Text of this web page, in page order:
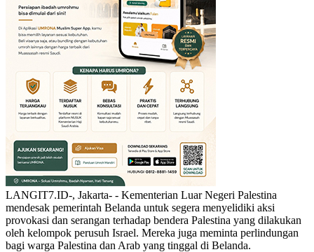
LANGIT7.ID-, Jakarta- - Kementerian Luar Negeri Palestina
mendesak pemerintah Belanda untuk segera menyelidiki aksi
provokasi dan serangan terhadap bendera Palestina yang dilakukan
oleh kelompok perusuh Israel. Mereka juga meminta perlindungan
bagi warga Palestina dan Arab yang tinggal di Belanda.